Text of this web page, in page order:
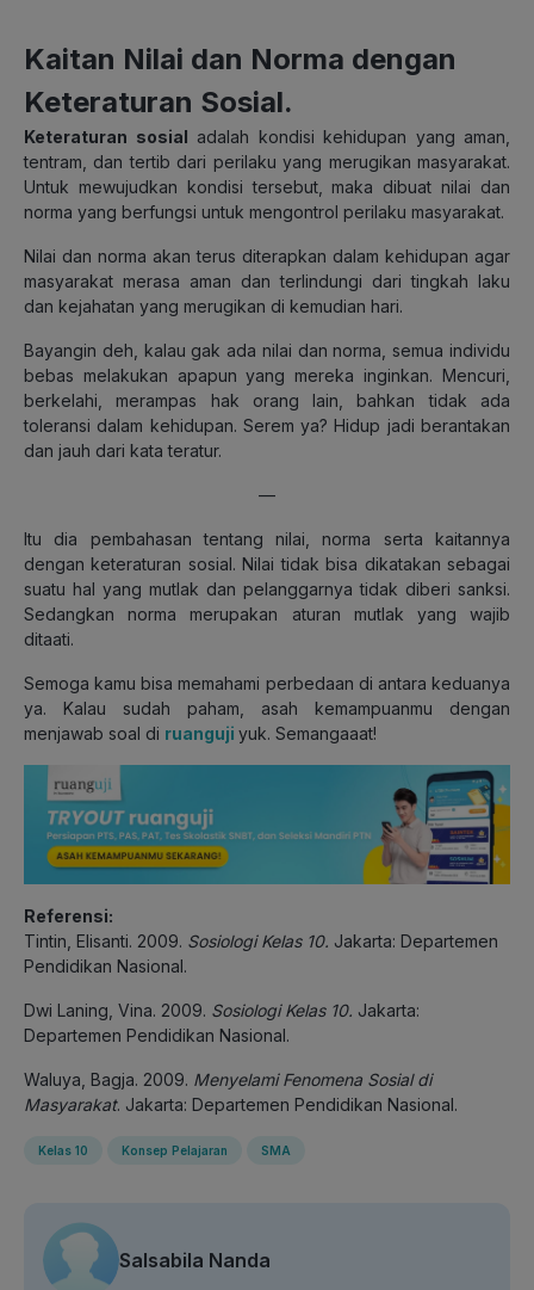
Kaitan Nilai dan Norma dengan
Keteraturan Sosial.
Keteraturan sosial adalah kondisi kehidupan yang aman,
tentram, dan tertib dari perilaku yang merugikan masyarakat.
Untuk mewujudkan kondisi tersebut, maka dibuat nilai dan
norma yang berfungsi untuk mengontrol perilaku masyarakat.
Nilai dan norma akan terus diterapkan dalam kehidupan agar
masyarakat merasa aman dan terlindungi dari tingkah laku
dan kejahatan yang merugikan di kemudian hari.
Bayangin deh, kalau gak ada nilai dan norma, semua individu
bebas melakukan apapun yang mereka inginkan. Mencuri,
berkelahi, merampas hak orang lain, bahkan tidak ada
toleransi dalam kehidupan. Serem ya? Hidup jadi berantakan
dan jauh dari kata teratur.
—
Itu dia pembahasan tentang nilai, norma serta kaitannya
dengan keteraturan sosial. Nilai tidak bisa dikatakan sebagai
suatu hal yang mutlak dan pelanggarnya tidak diberi sanksi.
Sedangkan norma merupakan aturan mutlak yang wajib
ditaati.
Semoga kamu bisa memahami perbedaan di antara keduanya
ya. Kalau sudah paham, asah kemampuanmu dengan
menjawab soal di ruanguji yuk. Semangaaat!
Referensi:
Tintin, Elisanti. 2009. Sosiologi Kelas 10. Jakarta: Departemen
Pendidikan Nasional.
Dwi Laning, Vina. 2009. Sosiologi Kelas 10. Jakarta:
Departemen Pendidikan Nasional.
Waluya, Bagja. 2009. Menyelami Fenomena Sosial di
Masyarakat. Jakarta: Departemen Pendidikan Nasional.
Kelas 10 Konsep Pelajaran SMA
Salsabila Nanda